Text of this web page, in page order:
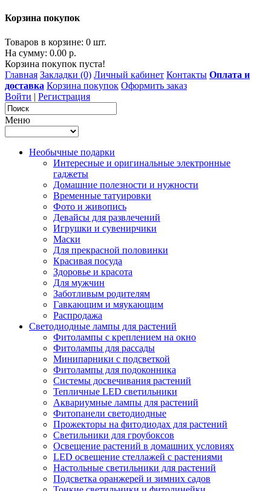
Корзина покупок
Товаров в корзине: 0 шт.
На сумму: 0.00 р.
Корзина покупок пуста!
Главная Закладки (0) Личный кабинет Контакты Оплата и
доставка Корзина покупок Оформить заказ
Войти | Регистрация
Меню
Необычные подарки
Интересные и оригинальные электронные
гаджеты
Домашние полезности и нужности
Временные татуировки
Фото и живопись
Девайсы для развлечений
Игрушки и сувенирчики
Маски
Для прекрасной половинки
Красивая посуда
Здоровье и красота
Для мужчин
Заботливым родителям
Гавкающим и мяукающим
Распродажа
Светодиодные лампы для растений
Фитолампы с креплением на окно
Фитолампы для рассады
Минипарники с подсветкой
Фитолампы для подоконника
Системы досвечивания растений
Тепличные LED светильники
Аквариумные лампы для растений
Фитопанели светодиодные
Прожекторы на фитодиодах для растений
Светильники для гроубоксов
Освещение растений в домашних условиях
LED освещение стеллажей с растениями
Настольные светильники для растений
Подсветка оранжерей и зимних садов